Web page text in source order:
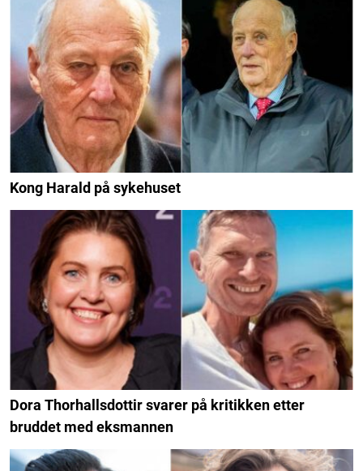
Kong Harald på sykehuset
Dora Thorhallsdottir svarer på kritikken etter
bruddet med eksmannen